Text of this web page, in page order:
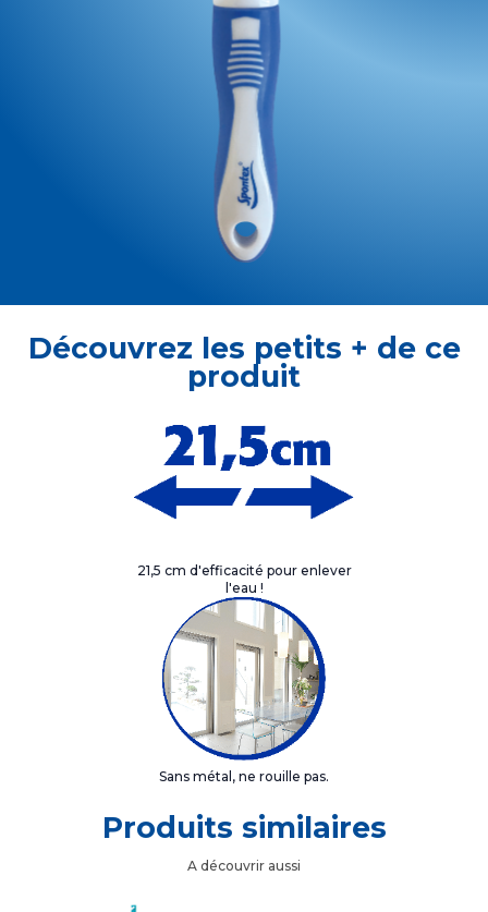
Découvrez les petits + de ce
produit
21,5 cm d'efficacité pour enlever
l'eau !
Sans métal, ne rouille pas.
Produits similaires
A découvrir aussi